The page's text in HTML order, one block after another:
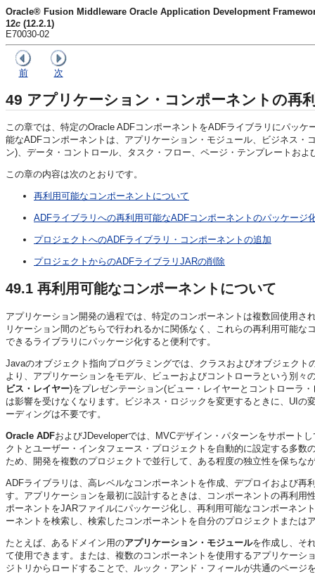
Oracle® Fusion Middleware Oracle Application Development
12c (12.2.1)
E70030-02
前 次
49 アプリケーション・コンポーネントの再
この章では、特定のOracle ADFコンポーネントをADFライブラリにパッ
能なADFコンポーネントは、アプリケーション・モジュール、ビジネス
ン)、データ・コントロール、タスク・フロー、ページ・テンプレートお
この章の内容は次のとおりです。
再利用可能なコンポーネントについて
ADFライブラリへの再利用可能なADFコンポーネントのパッケージ
プロジェクトへのADFライブラリ・コンポーネントの追加
プロジェクトからのADFライブラリJARの削除
49.1 再利用可能なコンポーネントについて
アプリケーション開発の過程では、特定のコンポーネントは複数回使用
リケーション間のどちらで行われるかに関係なく、これらの再利用可能
できるライブラリにパッケージ化すると便利です。
Javaのオブジェクト指向プログラミングでは、クラスおよびオブジェク
より、アプリケーションをモデル、ビューおよびコントローラという別
ビス・レイヤー)をプレゼンテーション(ビュー・レイヤーとコントローラ
は影響を受けなくなります。ビジネス・ロジックを変更するときに、UI
ーディングは不要です。
Oracle ADFおよびJDeveloperでは、MVCデザイン・パターンをサポート
クトとユーザー・インタフェース・プロジェクトを自動的に設定する多
ため、開発を複数のプロジェクトで並行して、ある程度の独立性を保ちな
ADFライブラリは、高レベルなコンポーネントを作成、デプロイおよび
す。アプリケーションを最初に設計するときは、コンポーネントの再利
ポーネントをJARファイルにパッケージ化し、再利用可能なコンポーネ
ーネントを検索し、検索したコンポーネントを自分のプロジェクトまたは
たとえば、あるドメイン用のアプリケーション・モジュールを作成し、そ
て使用できます。または、複数のコンポーネントを使用するアプリケー
ジトリからロードすることで、ルック・アンド・フィールが共通のペー